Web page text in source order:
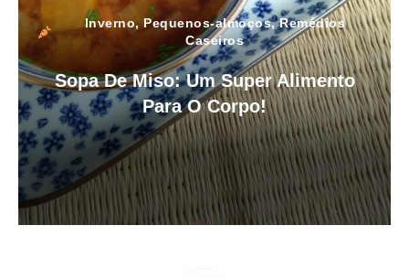
Inverno, Pequenos-almoços,Remédios
Caseiros
Sopa De Miso: Um Super Alimento
Para O Corpo!